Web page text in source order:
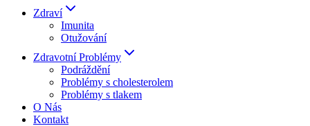
Zdraví
Imunita
Otužování
Zdravotní Problémy
Podráždění
Problémy s cholesterolem
Problémy s tlakem
O Nás
Kontakt